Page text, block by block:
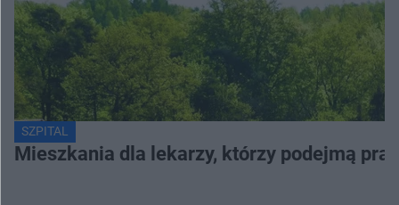
SZPITAL
Mieszkania dla lekarzy, którzy podejmą